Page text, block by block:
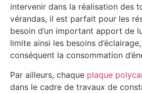
intervenir dans la réalisation des
vérandas, il est parfait pour les
besoin d’un important apport de
limite ainsi les besoins
conséquent la consommation
Par ailleurs, chaque plaque
dans le cadre de travaux de